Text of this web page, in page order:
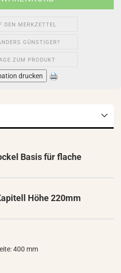
DEN MERKZETTEL
GÜNSTIGER?
ZUM PRODUKT
drucken
Basis für flache
Höhe 220mm
400 mm